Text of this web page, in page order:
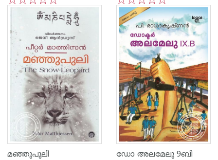
5
4
3
2
1 5
4
3
2
1
മഞ്ഞുപുലി ഡോ അലമേലു 9ബി